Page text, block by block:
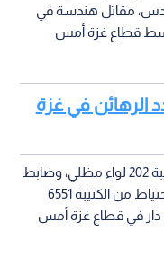
( 29 عاما) من القدس، مقاتل هندسة في
في معركة وسط قطاع غزة أمس
الرهائن في غزة
وأضاف أنه أصيب ضابط وجنديان من الكتيبة 202 لواء مظلي، وضابط
احتياط من الكتيبة 697 اللواء 551، وجندي احتياط من الكتيبة 6551
الذي دار في قطاع غزة أمس